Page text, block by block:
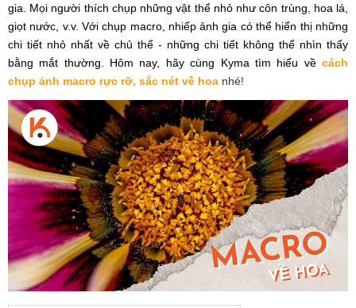
gia. Mọi người thích chụp những vật thể nhỏ như côn trùng, hoa lá,
giọt nước, v.v. Với chụp macro, nhiếp ảnh gia có thể hiển thị những
chi tiết nhỏ nhất về chủ thể - những chi tiết không thể nhìn thấy
bằng mắt thường. Hôm nay, hãy cùng Kyma tìm hiểu về cách
chụp ảnh macro rực rỡ, sắc nét về hoa nhé!